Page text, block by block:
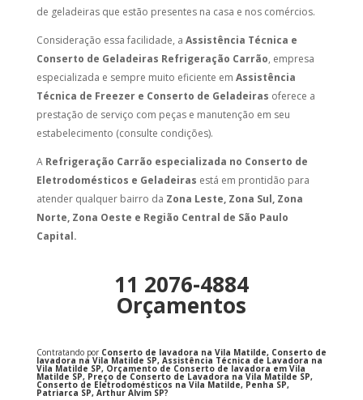
de geladeiras que estão presentes na casa e nos comércios.
Consideração essa facilidade, a Assistência Técnica e
Conserto de Geladeiras Refrigeração Carrão, empresa
especializada e sempre muito eficiente em Assistência
Técnica de Freezer e Conserto de Geladeiras oferece a
prestação de serviço com peças e manutenção em seu
estabelecimento (consulte condições).
A Refrigeração Carrão especializada no Conserto de
Eletrodomésticos e Geladeiras está em prontidão para
atender qualquer bairro da Zona Leste, Zona Sul, Zona
Norte, Zona Oeste e Região Central de São Paulo
Capital.
11 2076-4884
Orçamentos
Contratando por Conserto de lavadora na Vila Matilde, Conserto de
lavadora na Vila Matilde SP, Assistência Técnica de Lavadora na
Vila Matilde SP, Orçamento de Conserto de lavadora em Vila
Matilde SP, Preço de Conserto de Lavadora na Vila Matilde SP,
Conserto de Eletrodomésticos na Vila Matilde, Penha SP,
Patriarca SP, Arthur Alvim SP?